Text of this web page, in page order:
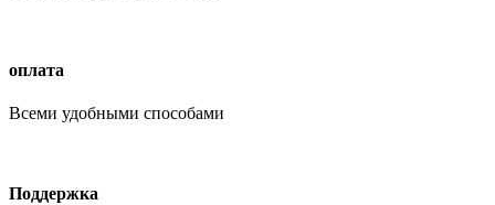
оплата
Всеми удобными способами
Поддержка